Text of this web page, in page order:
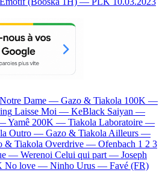
Notre Dame — Gazo & Tiakola 100K —
Laisse Moi — KeBlack Saiyan —
Yamê 200K — Tiakola Laboratoire —
Outro — Gazo & Tiakola Ailleurs —
& Tiakola Overdrive — Ofenbach 1 2 3
— Werenoi Celui qui part — Joseph
No love — Ninho Urus — Favé (FR)